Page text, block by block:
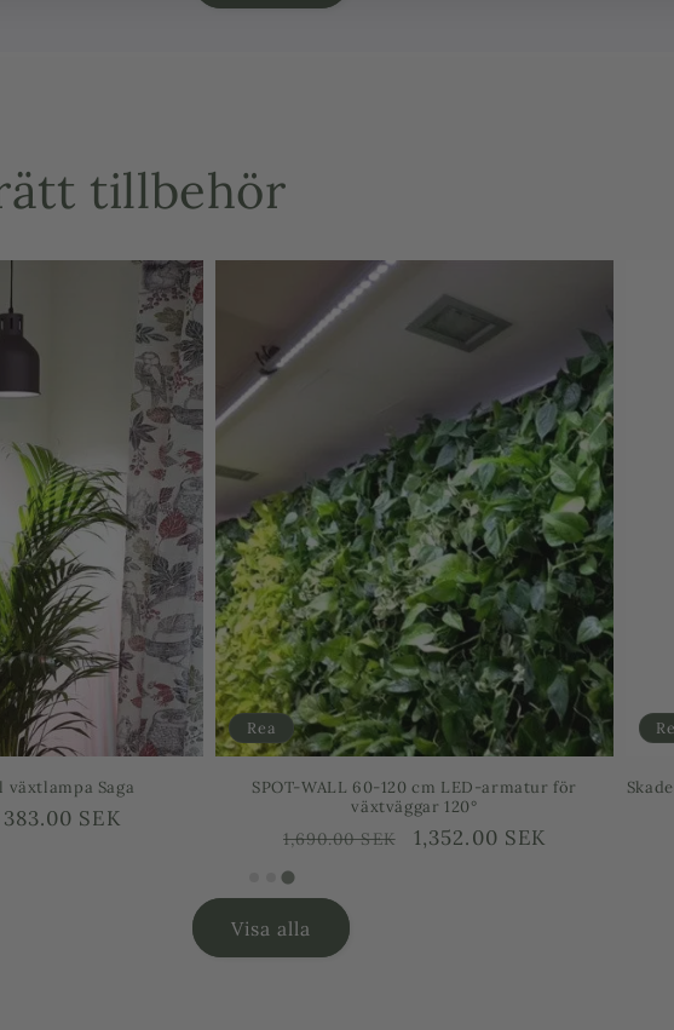
tillbehör
60-120 cm LED-armatur för
växtväggar 120°
Rea
Skadedjursbekämpning ullöss - Koncentrat - 500
ml blir 50 L
Ordinarie
235.00 SEK Försäljningspris
188.00 SEK
Visa alla